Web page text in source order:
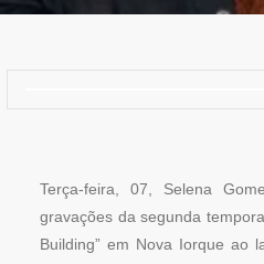
Terça-feira, 07, Selena
gravações da segunda
Building” em Nova Iorque ao